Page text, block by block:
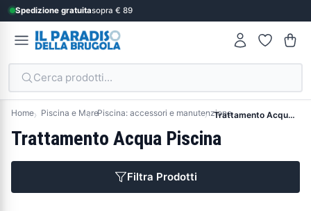
Spedizione gratuitasopra € 89
Cerca prodotti...
Home Piscina e MarePiscina: accessori e manutenzione Trattamento Acqua Piscina
Trattamento Acqua Piscina
Filtra Prodotti